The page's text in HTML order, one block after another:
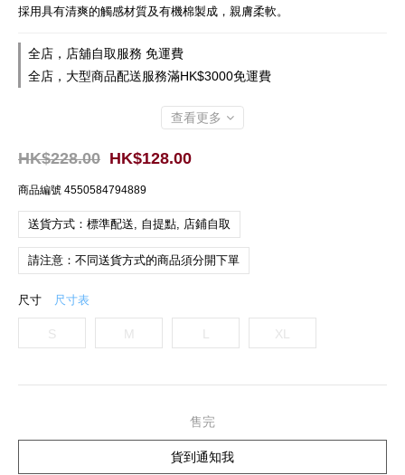
採用具有清爽的觸感材質及有機棉製成，親膚柔軟。
全店，店舖自取服務 免運費
全店，大型商品配送服務滿HK$3000免運費
查看更多
HK$128.00
HK$228.00
商品編號 4550584794889
送貨方式：標準配送, 自提點, 店鋪自取
請注意：不同送貨方式的商品須分開下單
尺寸 尺寸表
S M XL
售完
貨到通知我